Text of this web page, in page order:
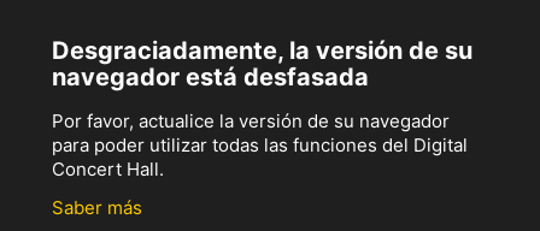
Desgraciadamente, la versión de su
navegador está desfasada
Por favor, actualice la versión de su navegador
para poder utilizar todas las funciones del Digital
Concert Hall.
Saber más